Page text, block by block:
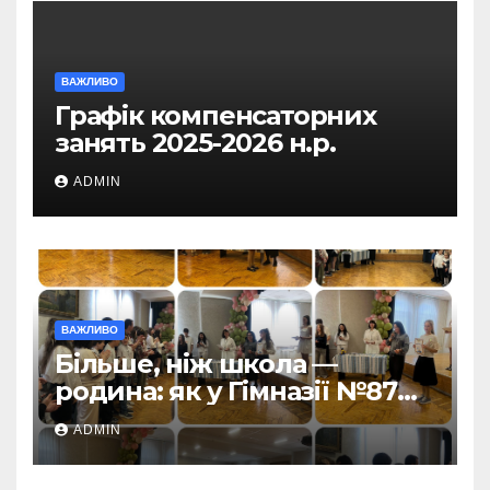
ВАЖЛИВО
Графік компенсаторних
занять 2025-2026 н.р.
ADMIN
ВАЖЛИВО
Більше, ніж школа —
родина: як у Гімназії №87
пролунав останній дзвоник
ADMIN